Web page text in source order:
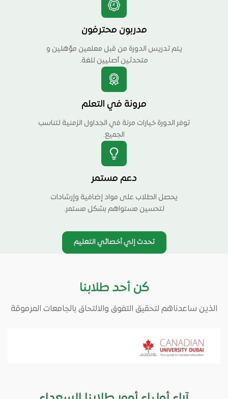
مدربون محترفون
يتم تدريس الدورة من قبل معلمين مؤهلين و
متحدثين أصليين للغة.
مرونة في التعلم
توفر الدورة خيارات مرنة في الجداول الزمنية لتناسب
الجميع.
دعم مستمر
يحصل الطلاب على مواد إضافية وإرشادات
لتحسين مستواهم بشكل مستمر.
تحدث إلي أخصائي التعليم
كن أحد طلابنا
الذين ساعدناهم لتحقيق التفوق والالتحاق بالجامعات المرموقة